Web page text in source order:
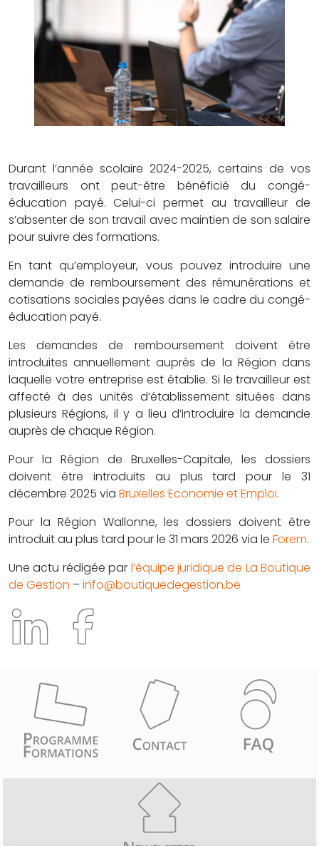
Durant l’année scolaire 2024-2025, certains de vos
travailleurs ont peut-être bénéficié du congé-
éducation payé. Celui-ci permet au travailleur de
s’absenter de son travail avec maintien de son salaire
pour suivre des formations.
En tant qu’employeur, vous pouvez introduire une
demande de remboursement des rémunérations et
cotisations sociales payées dans le cadre du congé-
éducation payé.
Les demandes de remboursement doivent être
introduites annuellement auprès de la Région dans
laquelle votre entreprise est établie. Si le travailleur est
affecté à des unités d’établissement situées dans
plusieurs Régions, il y a lieu d’introduire la demande
auprès de chaque Région.
Pour la Région de Bruxelles-Capitale, les dossiers
doivent être introduits au plus tard pour le 31
décembre 2025 via Bruxelles Economie et Emploi.
Pour la Région Wallonne, les dossiers doivent être
introduit au plus tard pour le 31 mars 2026 via le Forem.
Une actu rédigée par l’équipe juridique de La Boutique
de Gestion –info@boutiquedegestion.be